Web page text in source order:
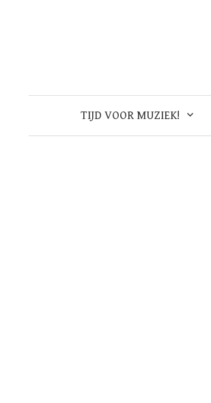
TIJD VOOR MUZIEK!